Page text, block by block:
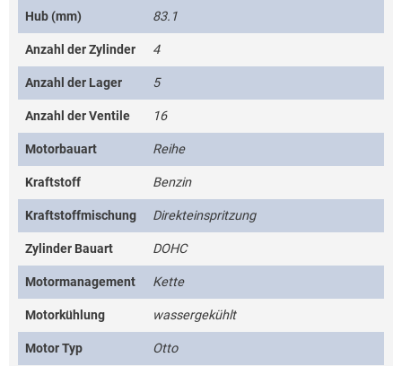
Hub (mm) 83.1
Anzahl der Zylinder 4
Anzahl der Lager 5
Anzahl der Ventile 16
Motorbauart Reihe
Kraftstoff Benzin
Kraftstoffmischung Direkteinspritzung
Zylinder Bauart DOHC
Motormanagement Kette
Motorkühlung wassergekühlt
Motor Typ Otto